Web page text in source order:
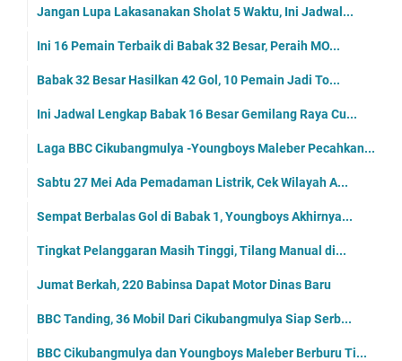
Jangan Lupa Lakasanakan Sholat 5 Waktu, Ini Jadwal...
Ini 16 Pemain Terbaik di Babak 32 Besar, Peraih MO...
Babak 32 Besar Hasilkan 42 Gol, 10 Pemain Jadi To...
Ini Jadwal Lengkap Babak 16 Besar Gemilang Raya Cu...
Laga BBC Cikubangmulya -Youngboys Maleber Pecahkan...
Sabtu 27 Mei Ada Pemadaman Listrik, Cek Wilayah A...
Sempat Berbalas Gol di Babak 1, Youngboys Akhirnya...
Tingkat Pelanggaran Masih Tinggi, Tilang Manual di...
Jumat Berkah, 220 Babinsa Dapat Motor Dinas Baru
BBC Tanding, 36 Mobil Dari Cikubangmulya Siap Serb...
BBC Cikubangmulya dan Youngboys Maleber Berburu Ti...